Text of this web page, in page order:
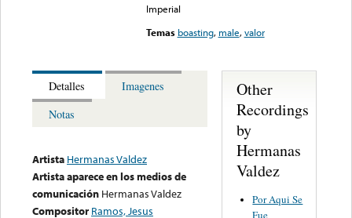
Imperial
Temas boasting, male,valor
Detalles
Imagenes
Notas
Artista Hermanas Valdez
Artista aparece en los medios de
comunicación Hermanas Valdez
Compositor Ramos, Jesus
Other
Recordings
by
Hermanas
Valdez
Por Aqui Se
Fue